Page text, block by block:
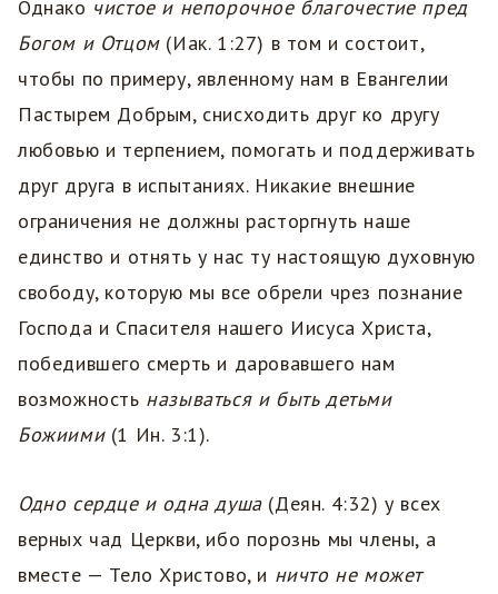
Однако чистое и непорочное благочестие пред
Богом и Отцом (Иак. 1:27) в том и состоит,
чтобы по примеру, явленному нам в Евангелии
Пастырем Добрым, снисходить друг ко другу
любовью и терпением, помогать и поддерживать
друг друга в испытаниях. Никакие внешние
ограничения не должны расторгнуть наше
единство и отнять у нас ту настоящую духовную
свободу, которую мы все обрели чрез познание
Господа и Спасителя нашего Иисуса Христа,
победившего смерть и даровавшего нам
возможность называться и быть детьми
Божиими(1 Ин. 3:1).
Одно сердце и одна душа(Деян. 4:32) у всех
верных чад Церкви, ибо порознь мы члены, а
вместе — Тело Христово, и ничто не может